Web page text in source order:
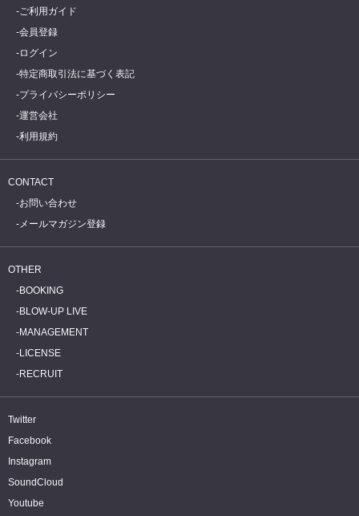
ご利用ガイド
会員登録
ログイン
特定商取引法に基づく表記
プライバシーポリシー
運営会社
利用規約
CONTACT
お問い合わせ
メールマガジン登録
OTHER
BOOKING
BLOW-UP LIVE
MANAGEMENT
LICENSE
RECRUIT
Twitter
Facebook
Instagram
SoundCloud
Youtube